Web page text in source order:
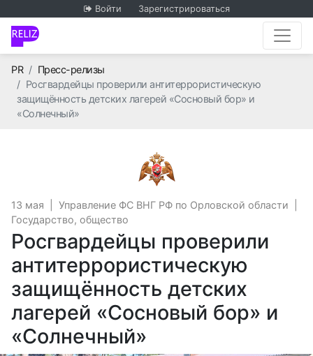
Войти Зарегистрироваться
PRГлавная
Пресс-релизы
Росгвардейцы проверили антитеррористическую
защищённость детских лагерей «Сосновый бор» и
«Солнечный»
13 мая Управление ФС ВНГ РФ по Орловской области
Государство, общество
Росгвардейцы проверили
антитеррористическую
защищённость детских
лагерей «Сосновый бор» и
«Солнечный»